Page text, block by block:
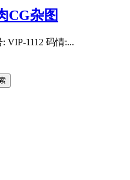
CG杂图
VIP-1112 码情:...